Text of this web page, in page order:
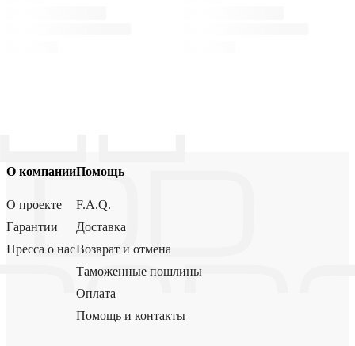
О компании
О проекте
Гарантии
Пресса о нас
Помощь
F.A.Q.
Доставка
Возврат и отмена
Таможенные пошлины
Оплата
Помощь и контакты